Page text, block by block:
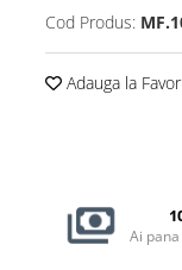
Cod Produs:
Adauga la
Ai